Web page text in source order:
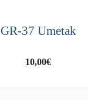
GR-37 Umetak
10,00€